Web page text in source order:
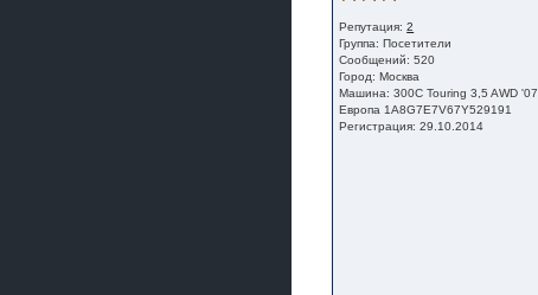
Репутация:2
Группа:Посетители
Сообщений: 520
Город: Москва
Машина: 300С Touring 3,5 AWD '07
Европа 1A8G7E7V67Y529191
Регистрация: 29.10.2014